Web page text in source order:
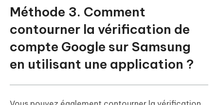
Méthode 3. Comment
contourner la vérification de
compte Google sur Samsung
en utilisant une application ?